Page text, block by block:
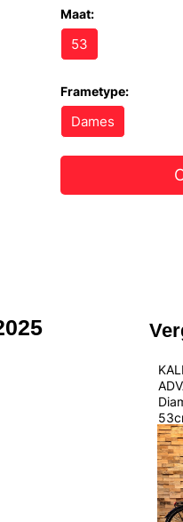
Maat:
53
Frametype:
Dames